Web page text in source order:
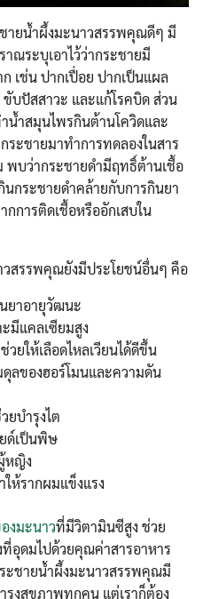
ายน้ำผึ้งมะนาวสรรพคุณดีๆ มี
าณระบุเอาไว้ว่ากระชายมี
เช่น ปากเปื่อย ปากเป็นแผล
บปัสสาวะ และแก้โรคบิด ส่วน
น้ำสมุนไพรกินต้านโควิดและ
ระชายมาทำการทดลองในสาร
พบว่ากระชายดำมีฤทธิ์ต้านเชื้อ
นกระชายดำคล้ายกับการกินยา
การติดเชื้อหรืออักเสบใน
สรรพคุณยังมีประโยชน์อื่นๆ คือ
ยาอายุวัฒนะ
มีแคลเซียมสูง
ยให้เลือดไหลเวียนได้ดีขึ้น
ลของฮอร์โมนและความดัน
ยบำรุงไต
ด์เป็นพิษ
หญิง
ห้รากผมแข็งแรง
งมะนาวที่มีวิตามินซีสูง ช่วย
อุดมไปด้วยคุณค่าสารอาหาร
ะชายน้ำผึ้งมะนาวสรรพคุณมี
งสุขภาพทุกคน แต่เราก็ต้อง